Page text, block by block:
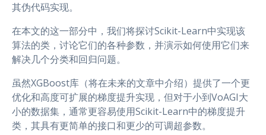
其伪代码实现。
在本文的这一部分中，我们将探讨Scikit-Learn中实现该
算法的类，讨论它们的各种参数，并演示如何使用它们来
解决几个分类和回归问题。
虽然XGBoost库（将在未来的文章中介绍）提供了一个更
优化和高度可扩展的梯度提升实现，但对于小到VoAGI大
小的数据集，通常更容易使用Scikit-Learn中的梯度提升
类，其具有更简单的接口和更少的可调超参数。